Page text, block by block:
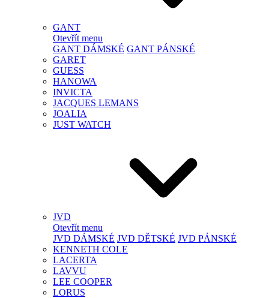
GANT
Otevřít menu
GANT DÁMSKÉ GANT PÁNSKÉ
GARET
GUESS
HANOWA
INVICTA
JACQUES LEMANS
JOALIA
JUST WATCH
JVD
Otevřít menu
JVD DÁMSKÉ JVD DĚTSKÉ JVD PÁNSKÉ
KENNETH COLE
LACERTA
LAVVU
LEE COOPER
LORUS